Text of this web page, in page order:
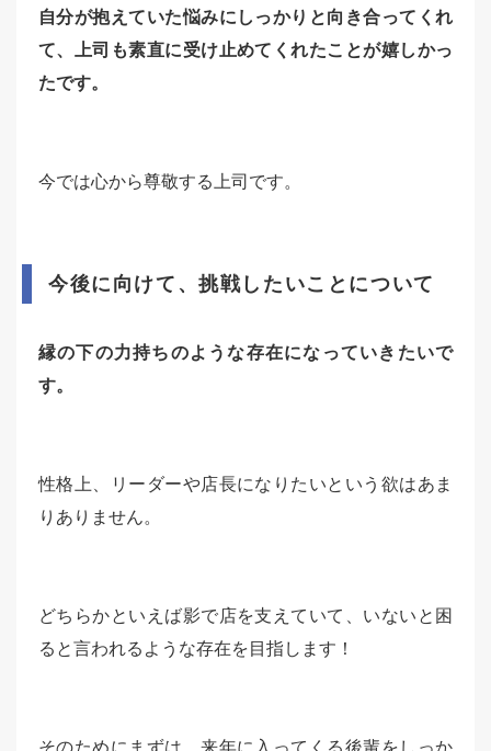
自分が抱えていた悩みにしっかりと向き合ってくれ
て、上司も素直に受け止めてくれたことが嬉しかっ
たです。
今では心から尊敬する上司です。
今後に向けて、挑戦したいことについて
縁の下の力持ちのような存在になっていきたいで
す。
性格上、リーダーや店長になりたいという欲はあま
りありません。
どちらかといえば影で店を支えていて、いないと困
ると言われるような存在を目指します！
そのためにまずは、来年に入ってくる後輩をしっか